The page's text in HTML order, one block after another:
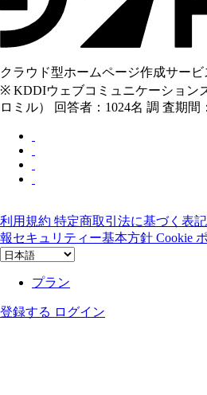
クラウド型ホームページ作成サービ
※ KDDIウェブコミュニケーション
ロミル） 回答者：1024名 調 査期間
利用規約 特定商取引法に基づく表記
報セキュリティー基本方針 Cookie
プラン
登録する ログイン